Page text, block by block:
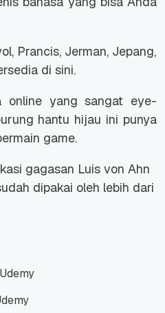
Prancis, Jerman, Jepang,
di sini.
online yang sangat eye-
hantu hijau ini punya
game.
gagasan Luis von Ahn
dipakai oleh lebih dari